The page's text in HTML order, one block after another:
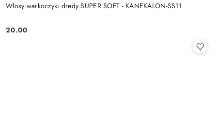
Włosy warkoczyki dredy SUPER SOFT - KANEKALON-SS11
Cena:
20.00